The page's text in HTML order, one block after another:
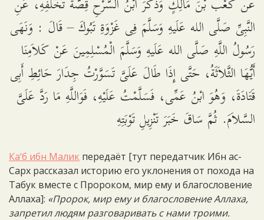
النَّبِىِّ صَلَّى الله عَلَيهِ وَسَلَّمَ فِى غَزْوَةِ تَبُوكَ – قَالَ : وَنَهَى
رَسُولُ اللَّهِ صَلَّى الله عَلَيهِ وَسَلَّمَ الْمُسْلِمِينَ عَنْ كَلاَمِنَا
أَيُّهَا الثَّلاَثَةُ، حَتَّى إِذَا طَالَ عَلَىَّ تَسَوَّرْتُ جِدَارَ حَائِطِ أَبِى
قَتَادَةَ، وَهُوَ ابْنُ عَمِّى، فَسَلَّمْتُ عَلَيْهِ، فَوَاللَّهِ مَا رَدَّ عَلَىَّ
السَّلاَمَ. ثُمَّ سَاقَ خَبَرَ تَنْزِيلِ تَوْبَتِهِ
Ка‘б ибн Малик передаёт [тут передатчик Ибн ас-
Сарх рассказал историю его уклонения от похода на
Табук вместе с Пророком, мир ему и благословение
Аллаха]: «Пророк, мир ему и благословение Аллаха,
запретил людям разговаривать с нами троими.